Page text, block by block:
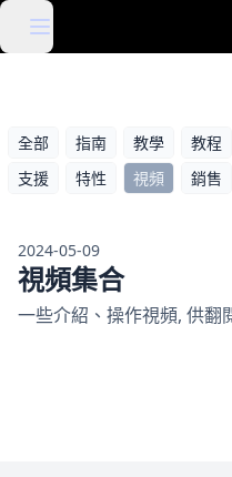
全部 指南 教學 教程
支援
特性 視頻 銷售
2024-05-09
視頻集合
一些介紹、操作視頻, 供